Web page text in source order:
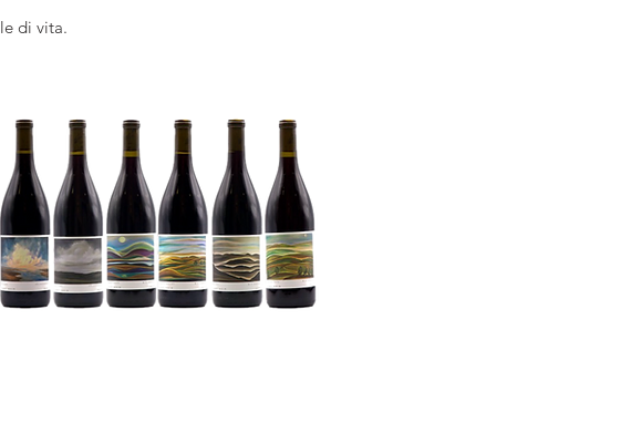
di vita.